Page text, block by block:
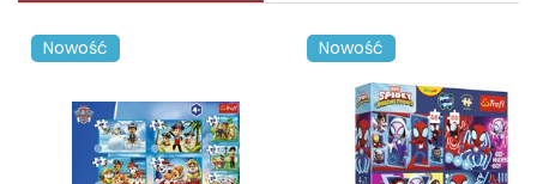
Nowość Nowość